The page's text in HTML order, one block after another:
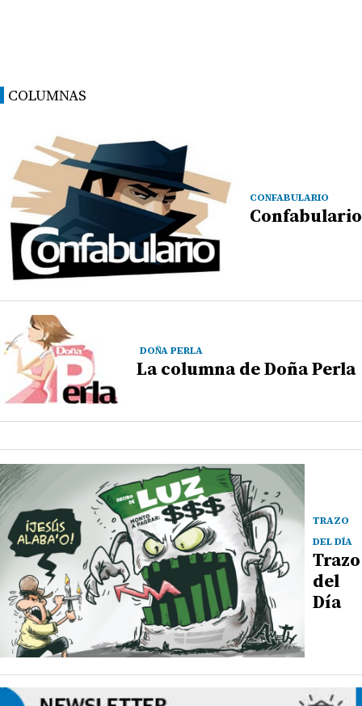
COLUMNAS
CONFABULARIO
Confabulario
DOÑA PERLA
La columna de Doña Perla
TRAZO
DEL DÍA
Trazo
del
Día